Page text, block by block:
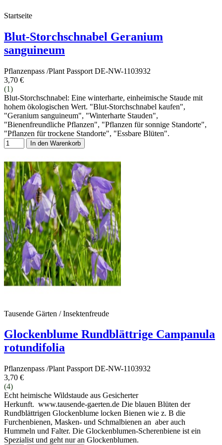
Startseite
Blut-Storchschnabel Geranium
sanguineum
Pflanzenpass /Plant Passport DE-NW-1103932
3,70 €
(1)
Blut-Storchschnabel: Eine winterharte, einheimische Staude mit
hohem ökologischen Wert. "Blut-Storchschnabel kaufen",
"Geranium sanguineum", "Winterharte Stauden",
"Bienenfreundliche Pflanzen", "Pflanzen für sonnige Standorte",
"Pflanzen für trockene Standorte", "Essbare Blüten".
In den Warenkorb
Tausende Gärten / Insektenfreude
Glockenblume Rundblättrige Campanula
rotundifolia
Pflanzenpass /Plant Passport DE-NW-1103932
3,70 €
(4)
Echt heimische Wildstaude aus Gesicherter
Herkunft. www.tausende-gaerten.de Die blauen Blüten der
Rundblättrigen Glockenblume locken Bienen wie z. B die
Furchenbienen, Masken- und Schmalbienen an aber auch
Hummeln und Falter. Die Glockenblumen-Scherenbiene ist ein
Spezialist und geht nur an Glockenblumen.